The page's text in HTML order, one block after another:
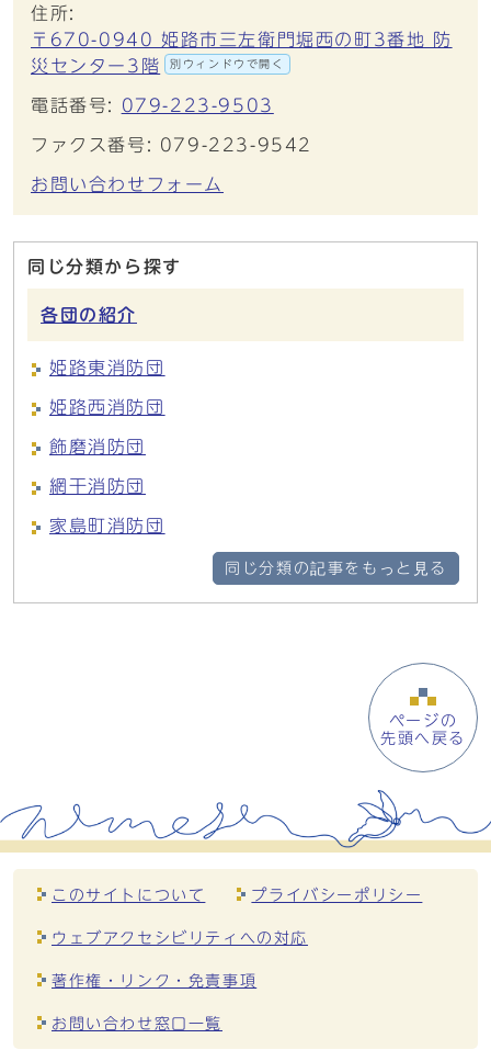
住所:
〒670-0940 姫路市三左衛門堀西の町3番地 防
災センター3階
別ウィンドウで開く
電話番号: 079-223-9503
ファクス番号: 079-223-9542
お問い合わせフォーム
同じ分類から探す
各団の紹介
姫路東消防団
姫路西消防団
飾磨消防団
網干消防団
家島町消防団
同じ分類の記事をもっと見る
ページの
先頭へ戻る
このサイトについて プライバシーポリシー
ウェブアクセシビリティへの対応
著作権・リンク・免責事項
お問い合わせ窓口一覧